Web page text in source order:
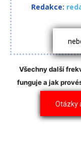
Redakce:
Všechny další
funguje a jak
Otázky